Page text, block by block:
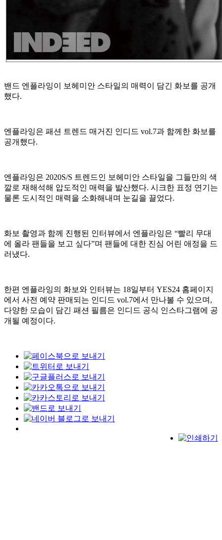
밴드 엔플라잉이 보헤미안 스타일의 매력이 담긴 화보를 공개
했다.
엔플라잉은 패션 트렌드 매거진 인디드 vol.7과 함께한 화보를
공개했다.
엔플라잉은 2020S/S 트렌드인 보헤미안 스타일을 그들만의 색
깔로 재해석해 압도적인 매력을 발산했다. 시크한 표정 연기는
물론 도시적인 매력을 소화해내며 눈길을 끌었다.
화보 촬영과 함께 진행된 인터뷰에서 엔플라잉은 “빨리 무대
에 올라 팬들을 보고 싶다”며 팬들에 대한 진심 어린 애정을 드
러냈다.
한편 엔플라잉의 화보와 인터뷰는 18일부터 YES24 홈페이지
에서 사전 예약 판매되는 인디드 vol.7에서 만나볼 수 있으며,
다양한 모습이 담긴 패션 필름은 인디드 공식 인스타그램에 공
개될 예정이다.